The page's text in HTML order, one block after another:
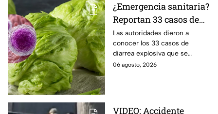
¿Emergencia sanitaria?
Reportan 33 casos de
diarrea explosiva en
México; estos son los
estados afectados
Las autoridades dieron a
conocer los 33 casos de
diarrea explosiva que se
registran en todo el territorio
06 agosto, 2026
VIDEO: Accidente